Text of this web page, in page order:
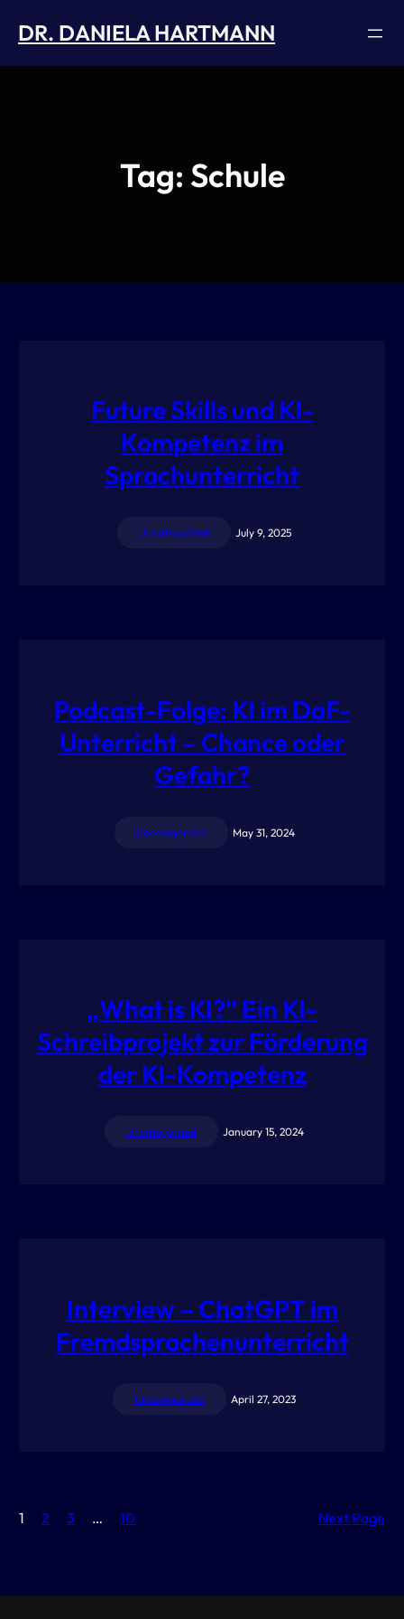
DR. DANIELA HARTMANN
Tag: Schule
Future Skills und KI-
Kompetenz im
Sprachunterricht
Uncategorized July 9, 2025
Podcast-Folge: KI im DaF-
Unterricht – Chance oder
Gefahr?
Uncategorized May 31, 2024
„What is KI?” Ein KI-
Schreibprojekt zur Förderung
der KI-Kompetenz
Uncategorized January 15, 2024
Interview – ChatGPT im
Fremdsprachenunterricht
Uncategorized April 27, 2023
1 2 3 … 10 Next Page